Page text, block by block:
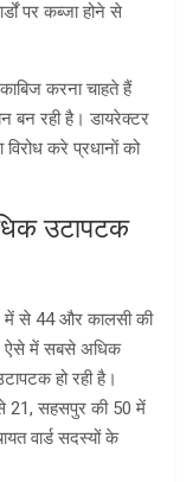
पर कब्जा होने से
करना चाहते हैं
बन रही है। डायरेक्टर
करे प्रधानाें को
उटापटक
में से 44 और कालसी की
ऐसे में सबसे अधिक
हो रही है।
21, सहसपुर की 50 में
वार्ड सदस्यों के